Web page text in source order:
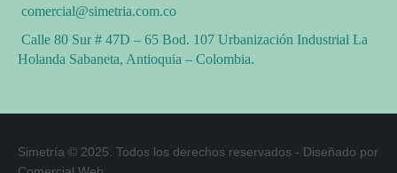
comercial@simetria.com.co
Calle 80 Sur # 47D – 65 Bod. 107 Urbanización Industrial La
Holanda Sabaneta, Antioquia – Colombia.
Simetría © 2025. Todos los derechos reservados - Diseñado por